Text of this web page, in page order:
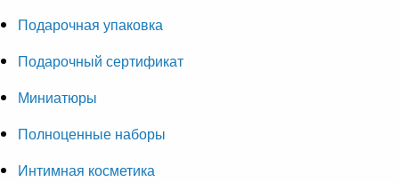
Подарочная упаковка
Подарочный сертификат
Миниатюры
Полноценные наборы
Интимная косметика